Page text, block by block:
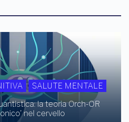
SALUTE MENTALE
la teoria Orch-OR
nel cervello